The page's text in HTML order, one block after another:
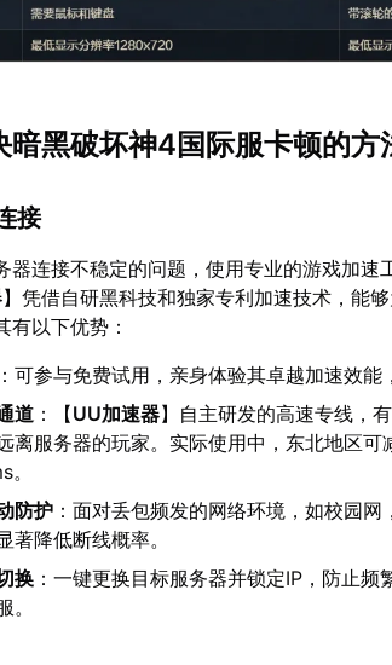
暗黑破坏神4国际服卡顿的方
接
器连接不稳定的问题，使用专业的游戏加速
】凭借自研黑科技和独家专利加速技术，能
有以下优势：
：可参与免费试用，亲身体验其卓越加速效能
道 ：【UU加速器】自主研发的高速专线，
离服务器的玩家。实际使用中，东北地区
防护 ：面对丢包频发的网络环境，如校园网
著降低断线概率。
换 ：一键更换目标服务器并锁定IP，防止
。